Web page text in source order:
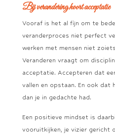
Bij verandering hoort acceptatie
Vooraf is het al fijn om te
veranderproces niet perfect
werken met mensen niet zoiets
Veranderen vraagt om
acceptatie. Accepteren dat
vallen en opstaan. En ook dat
dan je in gedachte had.
Een positieve mindset is
vooruitkijken, je vizier gericht